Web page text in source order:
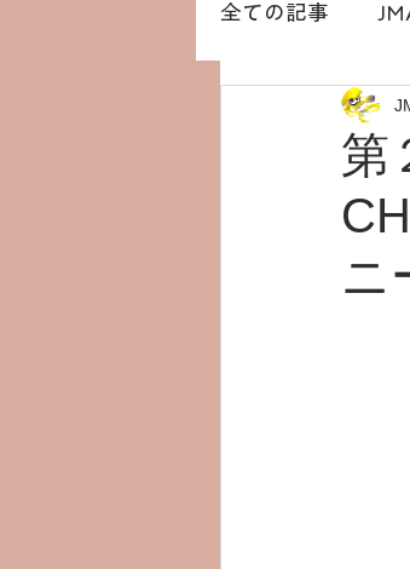
全ての記事
橋本勇希
第
ニ